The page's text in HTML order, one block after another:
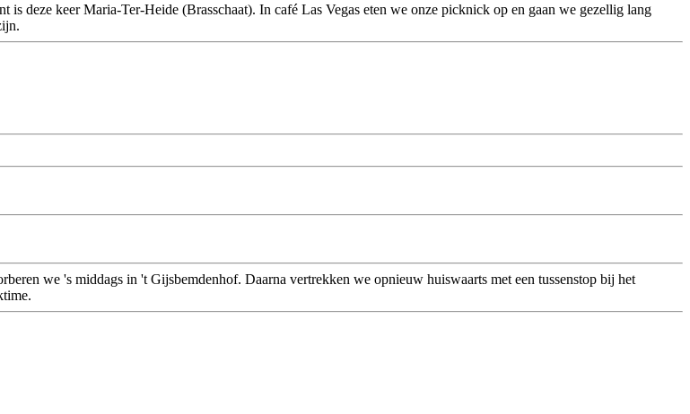
deze keer Maria-Ter-Heide (Brasschaat). In café Las Vegas eten we onze picknick op en gaan we gezellig lang
we 's middags in 't Gijsbemdenhof. Daarna vertrekken we opnieuw huiswaarts met een tussenstop bij het